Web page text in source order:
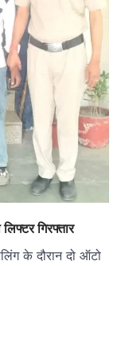
गिरफ्तार
के दौरान दो ऑटो